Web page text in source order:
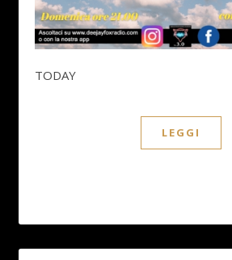
TODAY
LEGGI